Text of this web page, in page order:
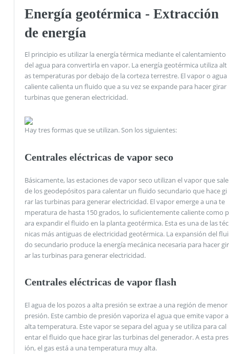
Energía geotérmica - Extracción
de energía
El principio es utilizar la energía térmica mediante el calentamiento
del agua para convertirla en vapor. La energía geotérmica utiliza alt
as temperaturas por debajo de la corteza terrestre. El vapor o agua
caliente calienta un fluido que a su vez se expande para hacer girar
turbinas que generan electricidad.
Hay tres formas que se utilizan. Son los siguientes:
Centrales eléctricas de vapor seco
Básicamente, las estaciones de vapor seco utilizan el vapor que sale
de los geodepósitos para calentar un fluido secundario que hace gi
rar las turbinas para generar electricidad. El vapor emerge a una te
mperatura de hasta 150 grados, lo suficientemente caliente como p
ara expandir el fluido en la planta geotérmica. Esta es una de las téc
nicas más antiguas de electricidad geotérmica. La expansión del flui
do secundario produce la energía mecánica necesaria para hacer gir
ar las turbinas para generar electricidad.
Centrales eléctricas de vapor flash
El agua de los pozos a alta presión se extrae a una región de menor
presión. Este cambio de presión vaporiza el agua que emite vapor a
alta temperatura. Este vapor se separa del agua y se utiliza para cal
entar el fluido que hace girar las turbinas del generador. A esta pres
ión, el gas está a una temperatura muy alta.